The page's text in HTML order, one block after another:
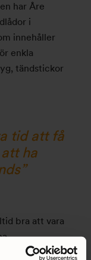
har Åre
i
innehåller
enkla
tändstickor
tid att få
ha
”
bra att vara
ovan är det